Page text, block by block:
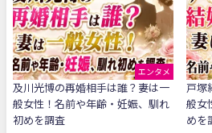
エンタメ
及川光博の再婚相手は誰？妻は一
般女性！名前や年齢・妊娠、馴れ
初めを調査
戸塚
般女
めを